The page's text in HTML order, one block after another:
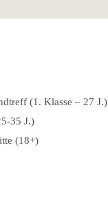
(1. Klasse – 27 J.)
35 J.)
(18+)